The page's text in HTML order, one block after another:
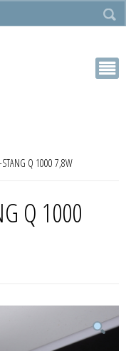
STANG Q 1000 7,8W
Q 1000